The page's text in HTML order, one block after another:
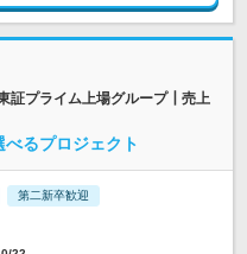
証プライム上場グループ┃売上
るプロジェクト
第二新卒歓迎